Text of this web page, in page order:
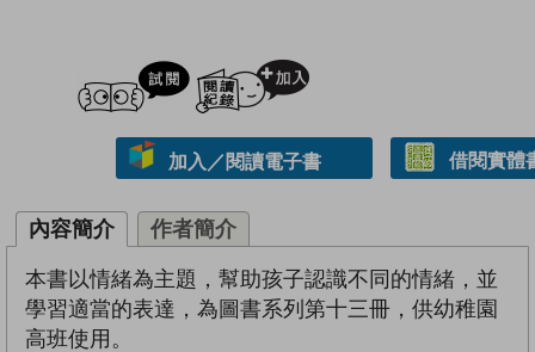
試閲
加入／閱讀電子書 借閱實體
內容簡介 作者簡介
本書以情緒為主題，幫助孩子認識不同的情緒，並
學習適當的表達，為圖書系列第十三冊，供幼稚園
高班使用。